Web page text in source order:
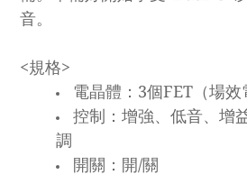
音。
<規格>
電晶體：3個FET（場效
控制：增強、低音、增
調
開關：開/關